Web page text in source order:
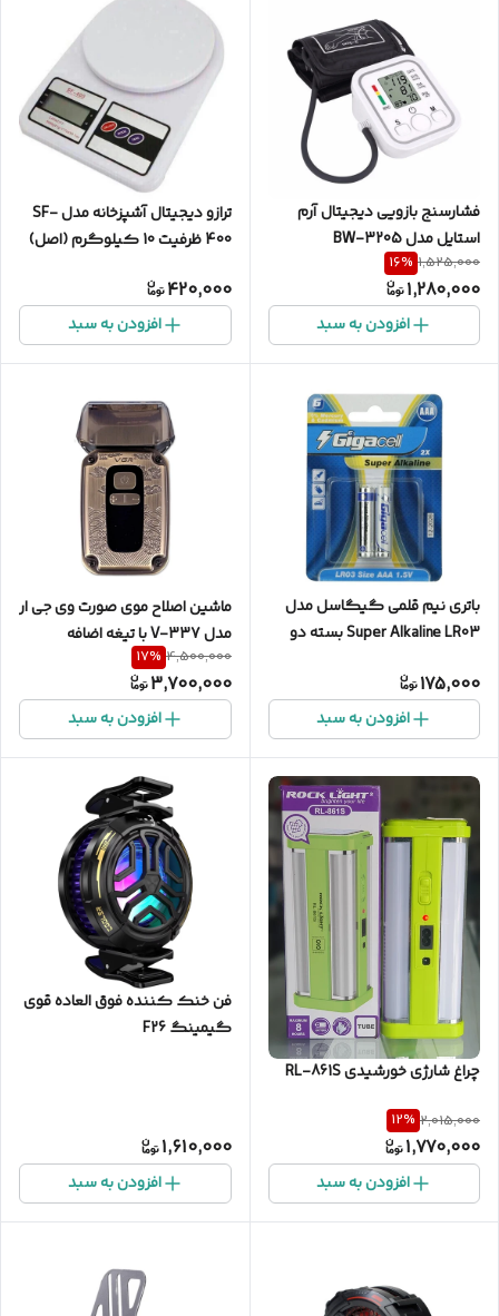
فشارسنج بازویی دیجیتال آرم
استایل مدل BW-3205
1,525,000
16%
1,280,000
افزودن به سبد
ترازو دیجیتال آشپزخانه مدل SF-
400 ظرفیت 10 کیلوگرم (اصل)
420,000
افزودن به سبد
باتری نیم قلمی گیگاسل مدل
Super Alkaline LR03 بسته دو
175,000
افزودن به سبد
ماشین اصلاح موی صورت وی جی ار
مدل V-337 با تیغه اضافه
4,500,000
17%
3,700,000
افزودن به سبد
چراغ شارژی خورشیدی RL-861S
2,015,000
12%
1,770,000
افزودن به سبد
فن خنک کننده فوق العاده قوی
گیمینگ F26
1,610,000
افزودن به سبد